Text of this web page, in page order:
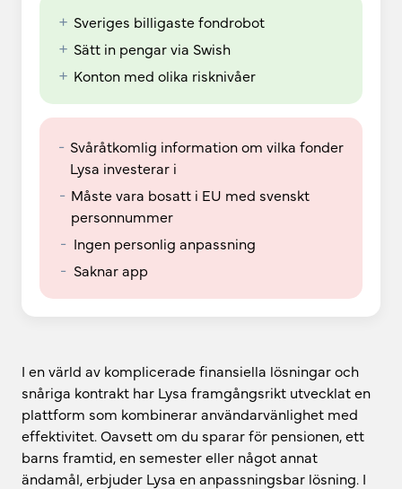
+ Sveriges billigaste fondrobot
+ Sätt in pengar via Swish
+ Konton med olika risknivåer
- Svåråtkomlig information om vilka fonder
Lysa investerar i
- Måste vara bosatt i EU med svenskt
personnummer
- Ingen personlig anpassning
- Saknar app
I en värld av komplicerade finansiella lösningar och
snåriga kontrakt har Lysa framgångsrikt utvecklat en
plattform som kombinerar användarvänlighet med
effektivitet. Oavsett om du sparar för pensionen, ett
barns framtid, en semester eller något annat
ändamål, erbjuder Lysa en anpassningsbar lösning. I